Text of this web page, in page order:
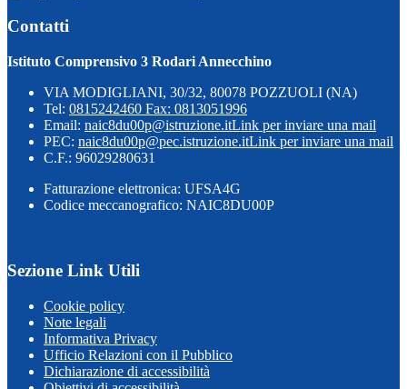
Contatti
Istituto Comprensivo 3 Rodari Annecchino
VIA MODIGLIANI, 30/32, 80078 POZZUOLI (NA)
Tel: 0815242460 Fax: 0813051996
Email: naic8du00p@istruzione.itLink per inviare una mail
PEC: naic8du00p@pec.istruzione.itLink per inviare una mail
C.F.: 96029280631
Fatturazione elettronica: UFSA4G
Codice meccanografico: NAIC8DU00P
Sezione Link Utili
Cookie policy
Note legali
Informativa Privacy
Ufficio Relazioni con il Pubblico
Dichiarazione di accessibilità